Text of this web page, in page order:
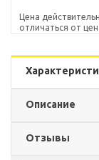
Цена
отличаться от
Описание
Отзывы